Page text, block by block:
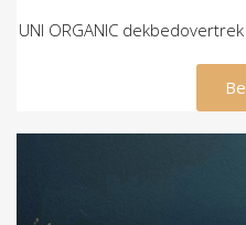
UNI ORGANIC
€